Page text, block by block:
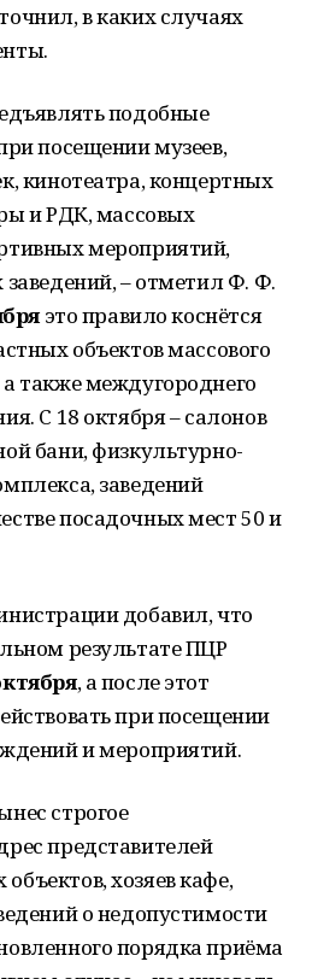
в каких случаях
подобные
посещении музеев,
кинотеатра, концертных
и РДК, массовых
мероприятий,
– отметил Ф. Ф.
это правило коснётся
объектов массового
также междугороднего
С 18 октября – салонов
бани, физкультурно-
заведений
посадочных мест 50 и
добавил, что
результате ПЦР
, а после этот
при посещении
и мероприятий.
строгое
представителей
хозяев кафе,
о недопустимости
порядка приёма